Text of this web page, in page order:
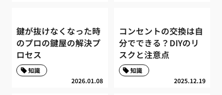
鍵が抜けなくなった時
のプロの鍵屋の解決プ
ロセス
2026.01.08
知識
コンセントの交換は自
分でできる？DIYのリ
スクと注意点
2025.12.19
知識